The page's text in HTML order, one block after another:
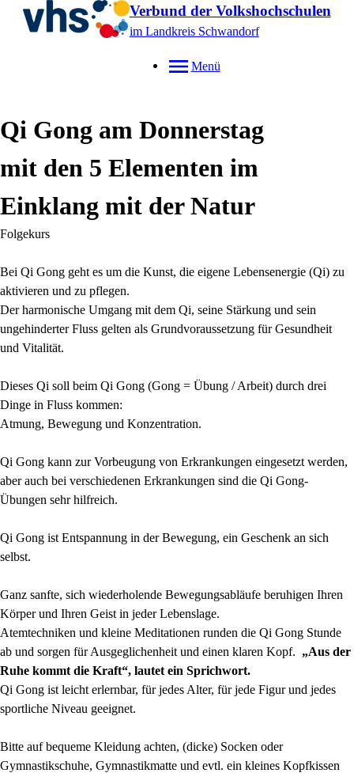
Verbund der Volkshochschulen
im Landkreis Schwandorf
Menü
Qi Gong am Donnerstag
mit den 5 Elementen im
Einklang mit der Natur
Folgekurs
Bei Qi Gong geht es um die Kunst, die eigene Lebensenergie (Qi) zu
aktivieren und zu pflegen.
Der harmonische Umgang mit dem Qi, seine Stärkung und sein
ungehinderter Fluss gelten als Grundvoraussetzung für Gesundheit
und Vitalität.
Dieses Qi soll beim Qi Gong (Gong = Übung / Arbeit) durch drei
Dinge in Fluss kommen:
Atmung, Bewegung und Konzentration.
Qi Gong kann zur Vorbeugung von Erkrankungen eingesetzt werden,
aber auch bei verschiedenen Erkrankungen sind die Qi Gong-
Übungen sehr hilfreich.
Qi Gong ist Entspannung in der Bewegung, ein Geschenk an sich
selbst.
Ganz sanfte, sich wiederholende Bewegungsabläufe beruhigen Ihren
Körper und Ihren Geist in jeder Lebenslage.
Atemtechniken und kleine Meditationen runden die Qi Gong Stunde
ab und sorgen für Ausgeglichenheit und einen klaren Kopf. „Aus der
Ruhe kommt die Kraft“, lautet ein Sprichwort.
Qi Gong ist leicht erlernbar, für jedes Alter, für jede Figur und jedes
sportliche Niveau geeignet.
Bitte auf bequeme Kleidung achten, (dicke) Socken oder
Gymnastikschuhe, Gymnastikmatte und evtl. ein kleines Kopfkissen